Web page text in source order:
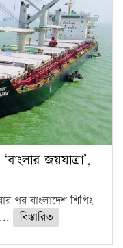
জয়যাত্রা’,
পর বাংলাদেশ শিপিং
বিস্তারিত